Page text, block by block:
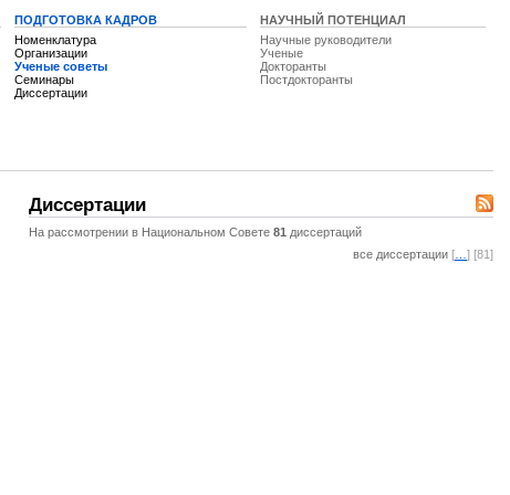
ПОДГОТОВКА КАДРОВ
Номенклатура
Организации
Ученые советы
Семинары
Диссертации
НАУЧНЫЙ ПОТЕНЦИАЛ
Научные руководители
Ученые
Докторанты
Постдокторанты
Диссертации
На рассмотрении в Национальном Совете 81 диссертаций
все диссертации [ ] [81]